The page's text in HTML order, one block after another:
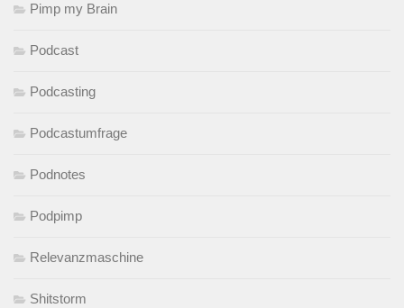
Pimp my Brain
Podcast
Podcasting
Podcastumfrage
Podnotes
Podpimp
Relevanzmaschine
Shitstorm